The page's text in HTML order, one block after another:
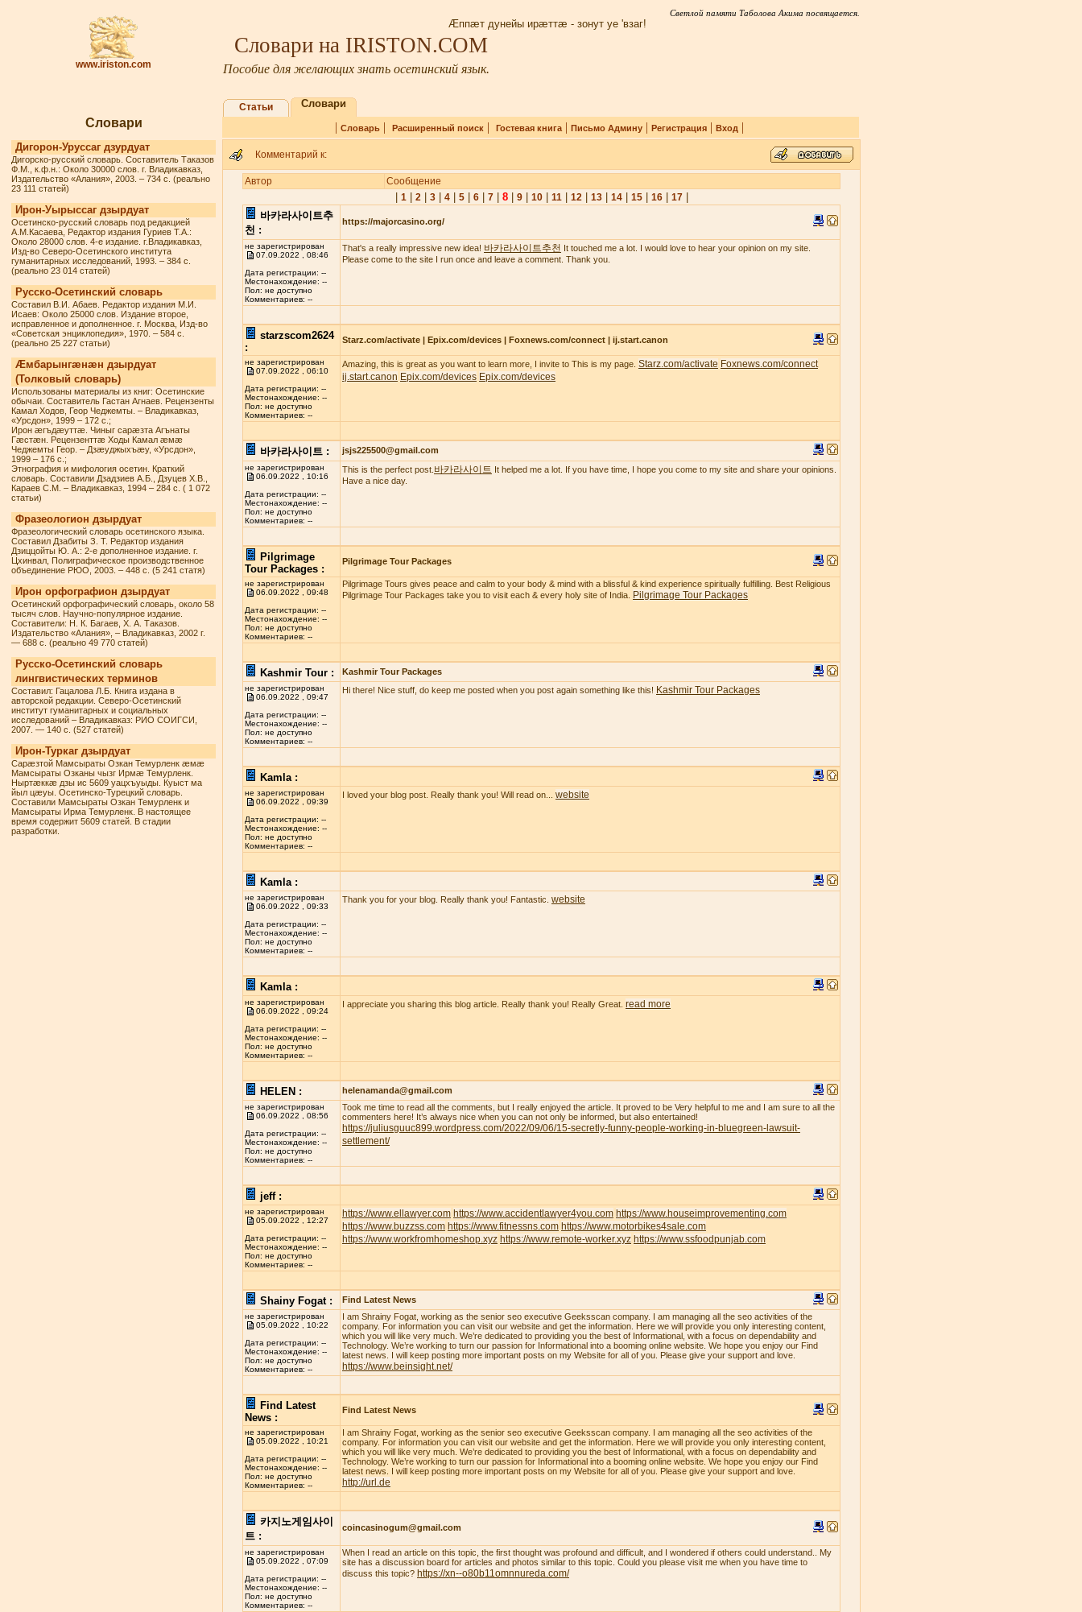
www.iriston.com
Светлой памяти Таболова Акима посвящается.
Æппæт дунейы ирæттæ - зонут уе 'взаг!
Словари на IRISTON.COM
Пособие для желающих знать осетинский язык.
Словари
Дигорон-Уруссаг дзурдуат
Дигорско-русский словарь. Составитель Таказов
Ф.М., к.ф.н.: Около 30000 слов. г. Владикавказ,
Издательство «Алания», 2003. – 734 с. (реально
23 111 статей)
Ирон-Уырыссаг дзырдуат
Осетинско-русский словарь под редакцией
А.М.Касаева, Редактор издания Гуриев Т.А.:
Около 28000 слов. 4-е издание. г.Владикавказ,
Изд-во Северо-Осетинского института
гуманитарных исследований, 1993. – 384 с.
(реально 23 014 статей)
Русско-Осетинский словарь
Составил В.И. Абаев. Редактор издания М.И.
Исаев: Около 25000 слов. Издание второе,
исправленное и дополненное. г. Москва, Изд-во
«Советская энциклопедия», 1970. – 584 с.
(реально 25 227 статьи)
Æмбарынгæнæн дзырдуат
(Толковый словарь)
Использованы материалы из книг: Осетинские
обычаи. Составитель Гастан Агнаев. Рецензенты
Камал Ходов, Геор Чеджемты. – Владикавказ,
«Урсдон», 1999 – 172 с.;
Ирон æгъдæуттæ. Чиныг сарæзта Агънаты
Гæстæн. Рецензенттæ Ходы Камал æмæ
Чеджемты Геор. – Дзæуджыхъæу, «Урсдон»,
1999 – 176 с.;
Этнография и мифология осетин. Краткий
словарь. Составили Дзадзиев А.Б., Дзуцев Х.В.,
Караев С.М. – Владикавказ, 1994 – 284 с. ( 1 072
статьи)
Фразеологион дзырдуат
Фразеологический словарь осетинского языка.
Составил Дзабиты З. Т. Редактор издания
Дзиццойты Ю. А.: 2-е дополненное издание. г.
Цхинвал, Полиграфическое производственное
объединение РЮО, 2003. – 448 с. (5 241 статя)
Ирон орфографион дзырдуат
Осетинский орфографический словарь, около 58
тысяч слов. Научно-популярное издание.
Составители: Н. К. Багаев, Х. А. Таказов.
Издательство «Алания», – Владикавказ, 2002 г.
— 688 с. (реально 49 770 статей)
Русско-Осетинский словарь
лингвистических терминов
Составил: Гацалова Л.Б. Книга издана в
авторской редакции. Северо-Осетинский
институт гуманитарных и социальных
исследований – Владикавказ: РИО СОИГСИ,
2007. — 140 с. (527 статей)
Ирон-Туркаг дзырдуат
Сарæзтой Мамсыраты Озкан Темурленк æмæ
Мамсыраты Озканы чызг Ирмæ Темурленк.
Ныртæккæ дзы ис 5609 уацхъуыды. Куыст ма
йыл цæуы. Осетинско-Турецкий словарь.
Составили Мамсыраты Озкан Темурленк и
Мамсыраты Ирма Темурленк. В настоящее
время содержит 5609 статей. В стадии
разработки.
Статьи Словари
| Словарь| Расширенный поиск| Гостевая книга| Письмо Админу| Регистрация| Вход |
Комментарий к:
Автор Сообщение
1| 2| 3| 4| 5| 6| 7| 8| 9| 10| 11| 12| 13| 14| 15| 16| 17|
바카라사이트추
천 :
https://majorcasino.org/
не зарегистрирован
07.09.2022 , 08:46
Дата регистрации: --
Местонахождение: --
Пол: не доступно
Комментариев: --
That's a really impressive new idea! 바카라사이트추천 It touched me a lot. I would love to hear your opinion on my site.
Please come to the site I run once and leave a comment. Thank you.
starzscom2624
:
Starz.com/activate | Epix.com/devices | Foxnews.com/connect | ij.start.canon
не зарегистрирован
07.09.2022 , 06:10
Дата регистрации: --
Местонахождение: --
Пол: не доступно
Комментариев: --
Amazing, this is great as you want to learn more, I invite to This is my page. Starz.com/activate Foxnews.com/connect
ij.start.canon Epix.com/devices Epix.com/devices
바카라사이트 : jsjs225500@gmail.com
не зарегистрирован
06.09.2022 , 10:16
Дата регистрации: --
Местонахождение: --
Пол: не доступно
Комментариев: --
This is the perfect post. 바카라사이트 It helped me a lot. If you have time, I hope you come to my site and share your opinions.
Have a nice day.
Pilgrimage
Tour Packages :
Pilgrimage Tour Packages
не зарегистрирован
06.09.2022 , 09:48
Дата регистрации: --
Местонахождение: --
Пол: не доступно
Комментариев: --
Pilgrimage Tours gives peace and calm to your body & mind with a blissful & kind experience spiritually fulfilling. Best Religious
Pilgrimage Tour Packages take you to visit each & every holy site of India.
Pilgrimage Tour Packages
Kashmir Tour : Kashmir Tour Packages
не зарегистрирован
06.09.2022 , 09:47
Дата регистрации: --
Местонахождение: --
Пол: не доступно
Комментариев: --
Hi there! Nice stuff, do keep me posted when you post again something like this! Kashmir Tour Packages
Kamla :
не зарегистрирован
06.09.2022 , 09:39
Дата регистрации: --
Местонахождение: --
Пол: не доступно
Комментариев: --
I loved your blog post. Really thank you! Will read on... website
Kamla :
не зарегистрирован
06.09.2022 , 09:33
Дата регистрации: --
Местонахождение: --
Пол: не доступно
Комментариев: --
Thank you for your blog. Really thank you! Fantastic. website
Kamla :
не зарегистрирован
06.09.2022 , 09:24
Дата регистрации: --
Местонахождение: --
Пол: не доступно
Комментариев: --
I appreciate you sharing this blog article. Really thank you! Really Great. read more
HELEN : helenamanda@gmail.com
не зарегистрирован
06.09.2022 , 08:56
Дата регистрации: --
Местонахождение: --
Пол: не доступно
Комментариев: --
Took me time to read all the comments, but I really enjoyed the article. It proved to be Very helpful to me and I am sure to all the
commenters here! It’s always nice when you can not only be informed, but also entertained!
https://juliusguuc899.wordpress.com/2022/09/06/15-secretly-funny-people-working-in-bluegreen-lawsuit-
settlement/
jeff :
не зарегистрирован
05.09.2022 , 12:27
Дата регистрации: --
Местонахождение: --
Пол: не доступно
Комментариев: --
https://www.ellawyer.com https://www.accidentlawyer4you.com https://www.houseimprovementing.com
https://www.buzzss.com https://www.fitnessns.com https://www.motorbikes4sale.com
https://www.workfromhomeshop.xyz https://www.remote-worker.xyz https://www.ssfoodpunjab.com
Shainy Fogat : Find Latest News
не зарегистрирован
05.09.2022 , 10:22
Дата регистрации: --
Местонахождение: --
Пол: не доступно
Комментариев: --
I am Shrainy Fogat, working as the senior seo executive Geeksscan company. I am managing all the seo activities of the
company. For information you can visit our website and get the information. Here we will provide you only interesting content,
which you will like very much. We’re dedicated to providing you the best of Informational, with a focus on dependability and
Technology. We’re working to turn our passion for Informational into a booming online website. We hope you enjoy our Find
latest news. I will keep posting more important posts on my Website for all of you. Please give your support and love.
https://www.beinsight.net/
Find Latest
News :
Find Latest News
не зарегистрирован
05.09.2022 , 10:21
Дата регистрации: --
Местонахождение: --
Пол: не доступно
Комментариев: --
I am Shrainy Fogat, working as the senior seo executive Geeksscan company. I am managing all the seo activities of the
company. For information you can visit our website and get the information. Here we will provide you only interesting content,
which you will like very much. We’re dedicated to providing you the best of Informational, with a focus on dependability and
Technology. We’re working to turn our passion for Informational into a booming online website. We hope you enjoy our Find
latest news. I will keep posting more important posts on my Website for all of you. Please give your support and love.
http://url.de
카지노게임사이
트 :
coincasinogum@gmail.com
не зарегистрирован
05.09.2022 , 07:09
Дата регистрации: --
Местонахождение: --
Пол: не доступно
Комментариев: --
When I read an article on this topic, the first thought was profound and difficult, and I wondered if others could understand.. My
site has a discussion board for articles and photos similar to this topic. Could you please visit me when you have time to
discuss this topic? https://xn--o80b11omnnureda.com/